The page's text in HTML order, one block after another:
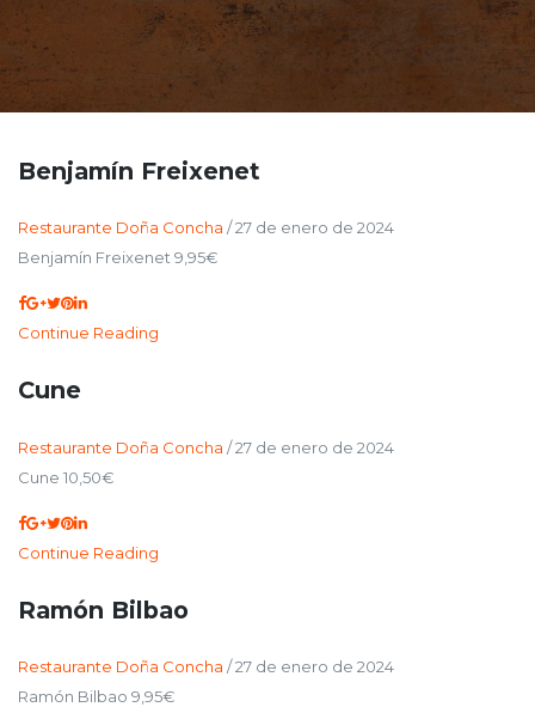
Benjamín Freixenet
Restaurante Doña Concha /27 de enero de 2024
Benjamín Freixenet 9,95€
Continue Reading
Cune
Restaurante Doña Concha /27 de enero de 2024
Cune 10,50€
Continue Reading
Ramón Bilbao
Restaurante Doña Concha /27 de enero de 2024
Ramón Bilbao 9,95€